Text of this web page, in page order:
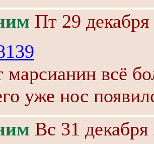
Пт 29
марсианин всё
уже нос
Вс 31